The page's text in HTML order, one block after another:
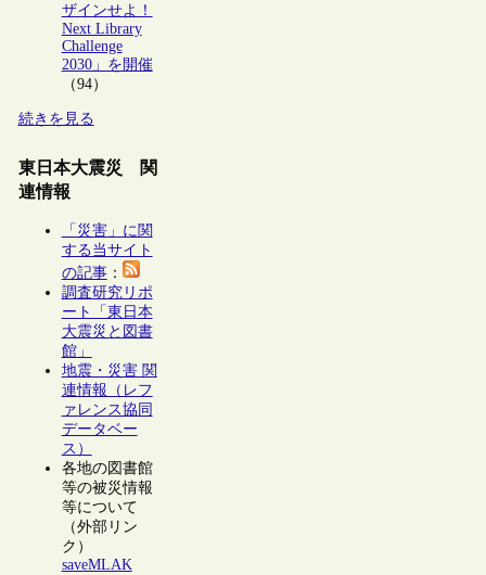
ザインせよ！
Next Library
Challenge
2030」を開催
（94）
続きを見る
東日本大震災 関
連情報
「災害」に関
する当サイト
の記事：
調査研究リポ
ート「東日本
大震災と図書
館」
地震・災害 関
連情報（レフ
ァレンス協同
データベー
ス）
各地の図書館
等の被災情報
等について
（外部リン
ク）
saveMLAK